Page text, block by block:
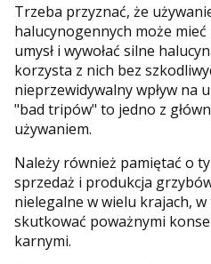
Trzeba przyznać, że
halucynogennych może
umysł i wywołać silne
korzysta z nich bez
nieprzewidywalny wpływ na
"bad tripów" to jedno z
używaniem.
Należy również pamiętać o
sprzedaż i produkcja
nielegalne w wielu krajach, w
skutkować poważnymi
karnymi.